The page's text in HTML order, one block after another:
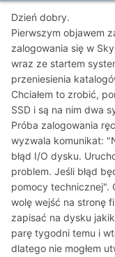
Dzień dobry.
Pierwszym objawem
zalogowania się w
wraz ze startem
przeniesienia
Chciałem to zrobić,
SSD i są na nim dwa
Próba zalogowania
wyzwala komunikat:
błąd I/O dysku.
problem. Jeśli błąd
pomocy technicznej".
wolę wejść na stronę
zapisać na dysku
parę tygodni temu i
dlatego nie mogłem